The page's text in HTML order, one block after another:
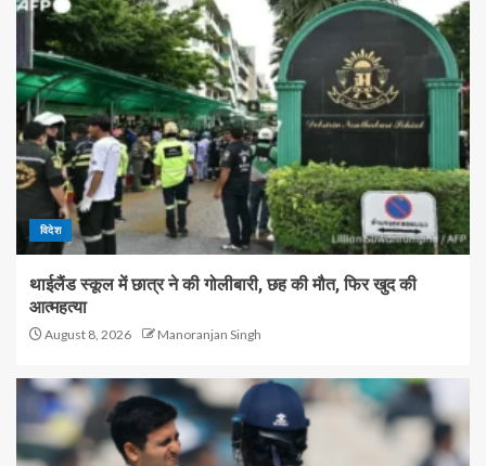
विदेश
थाईलैंड स्कूल में छात्र ने की गोलीबारी, छह की मौत, फिर खुद की
आत्महत्या
August 8, 2026 Manoranjan Singh